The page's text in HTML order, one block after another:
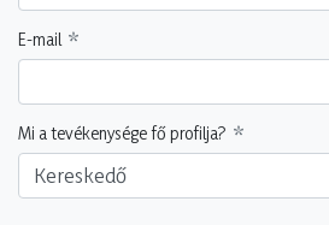
E-mail
Mi a tevékenysége fő profilja?
Kereskedő